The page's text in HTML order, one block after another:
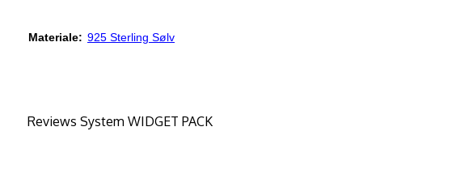
Materiale: 925 Sterling Sølv
Reviews System WIDGET PACK